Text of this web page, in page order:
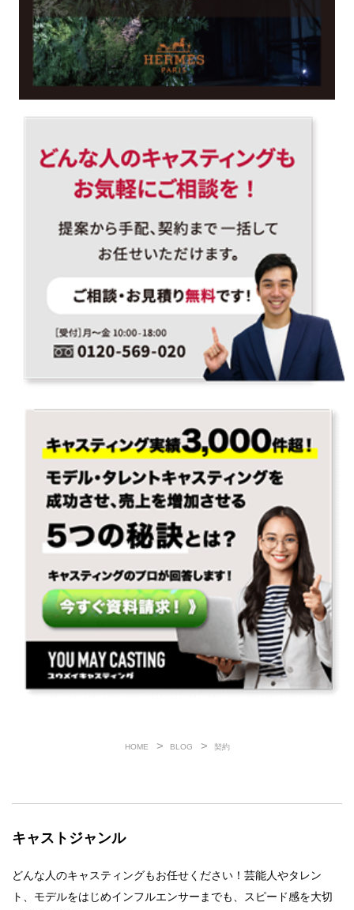
HOME BLOG 契約
キャストジャンル
どんな人のキャスティングもお任せください！芸能人やタレン
ト、モデルをはじめインフルエンサーまでも、スピード感を大切